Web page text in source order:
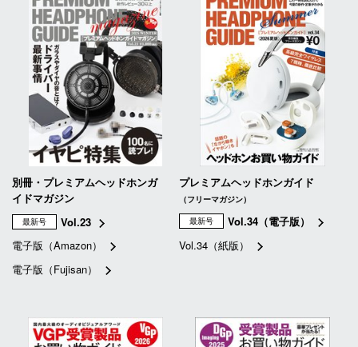
別冊・プレミアムヘッドホンガ
イドマガジン
最新号
Vol.23
電子版（Amazon）
電子版（Fujisan）
プレミアムヘッドホンガイド
（フリーマガジン）
最新号
Vol.34（電子版）
Vol.34（紙版）